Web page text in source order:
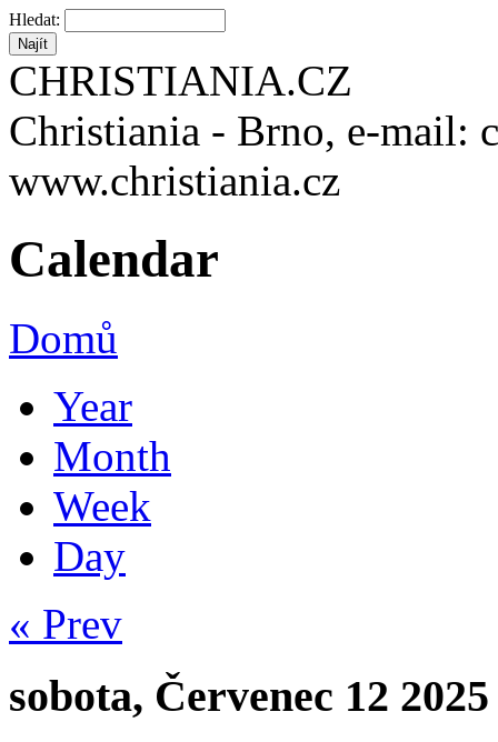
Hledat:
CHRISTIANIA.CZ
Christiania - Brno, e-mail:
www.christiania.cz
Calendar
Domů
Year
Month
Week
Day
« Prev
sobota, Červenec 12 2025